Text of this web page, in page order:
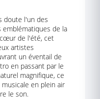
doute l'un des
emblématiques de la
cœur de l'été, cet
artistes
un éventail de
en passant par le
magnifique, ce
en plein air
le son.